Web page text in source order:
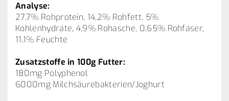
Analyse:
27,7% Rohprotein, 14,2% Rohfett, 5%
Kohlenhydrate, 4,9% Rohasche, 0,65% Rohfaser,
11,1% Feuchte
Zusatzstoffe in 100g Futter:
180mg Polyphenol
6000mg Milchsäurebakterien/Joghurt